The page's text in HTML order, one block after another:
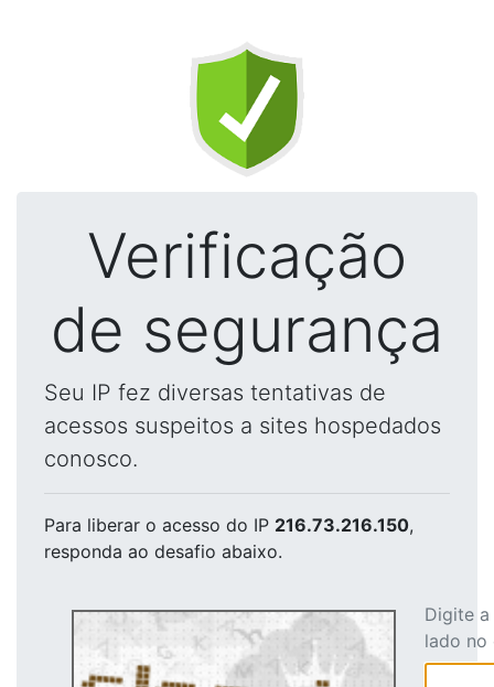
Verificação
de segurança
Seu IP fez diversas tentativas de
acessos suspeitos a sites hospedados
conosco.
Para liberar o acesso do IP 216.73.216.150,
responda ao desafio abaixo.
Digite
lado no